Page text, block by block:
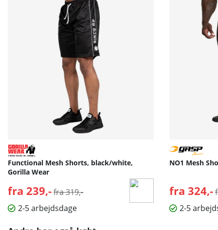
Functional Mesh Shorts, black/white,
Gorilla Wear
fra 239,-Normalpris:
fra 319,-
2-5 arbejdsdage
NO1 Mesh
fra 324,-
2-5